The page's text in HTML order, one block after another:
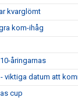
kvarglömt
kom-ihåg
åringarnas
viktiga datum att
cup